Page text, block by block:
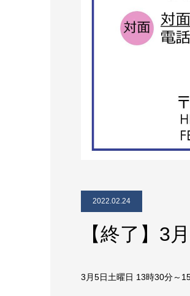
2022.02.24
【終了】3
3月5日土曜日 13時30分～